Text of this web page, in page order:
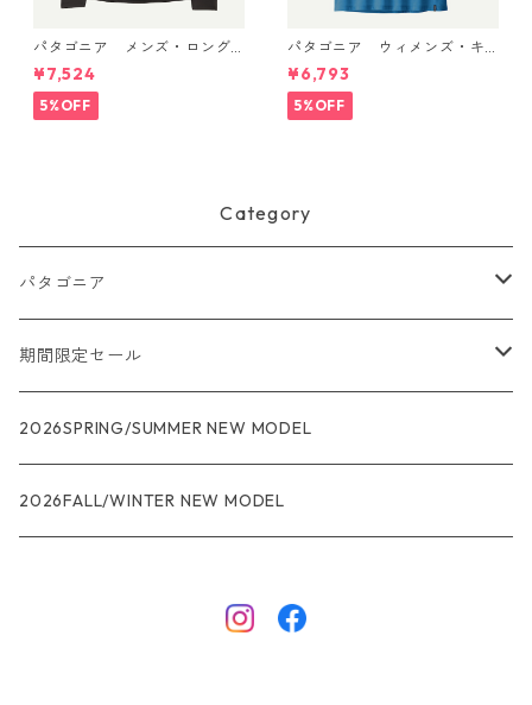
パタゴニア メンズ・ロング
スリーブ・キャプリーン・ク
ール・デイリー・シャツ Black
¥7,524
5%OFF
パタゴニア ウィメンズ・キ
ャプリーン・クール・ウルト
ラ・タンク Aquatic Blue - Li
ght Aquatic Blue X-Dye 447
40 日本正規品
¥6,793
5%OFF
Category
パタゴニア
メンズ
R1
R1エア
ウィメンズ
R1
ジャケット・アウター
期間限定セール
★★★
レインウェアー
2026SPRING/SUMMER NEW MODEL
2026FALL/WINTER NEW MODEL